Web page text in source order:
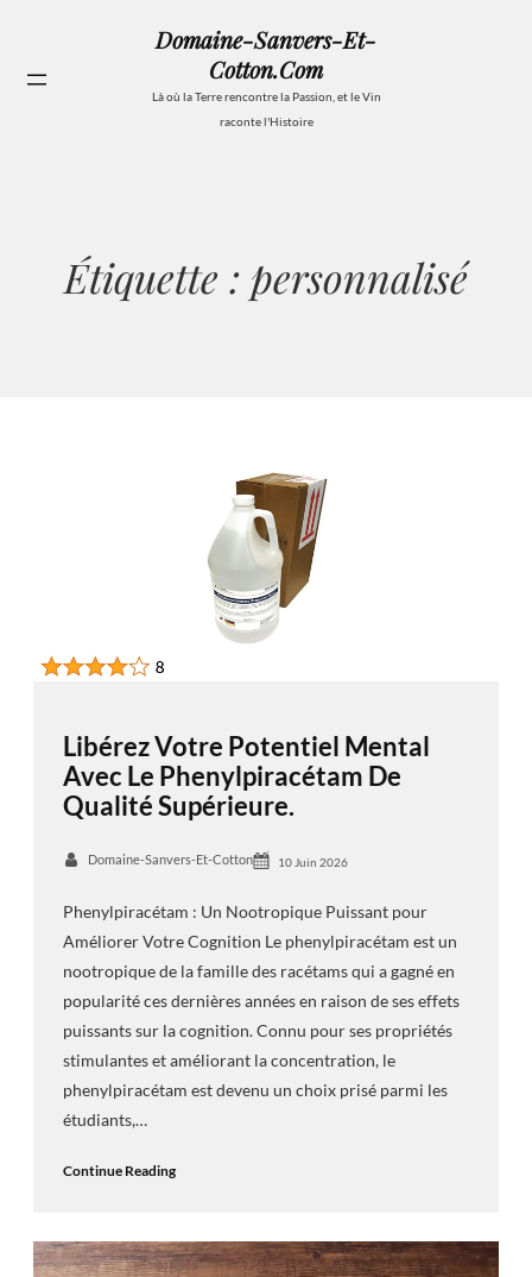
contenu
Domaine-Sanvers-Et-
Cotton.com
Là où la Terre rencontre la Passion, et le Vin
raconte l'Histoire
Étiquette : personnalisé
Libérez Votre Potentiel Mental
Avec Le Phenylpiracétam De
Qualité Supérieure.
Domaine-Sanvers-Et-Cotton 10 Juin 2026
Phenylpiracétam : Un Nootropique Puissant pour
Améliorer Votre Cognition Le phenylpiracétam est un
nootropique de la famille des racétams qui a gagné en
popularité ces dernières années en raison de ses effets
puissants sur la cognition. Connu pour ses propriétés
stimulantes et améliorant la concentration, le
phenylpiracétam est devenu un choix prisé parmi les
étudiants,…
Continue Reading